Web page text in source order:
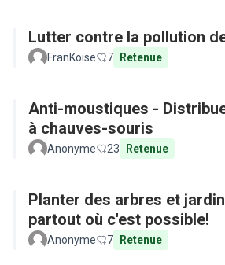
Lutter contre la pollution
FranKoise 7 Retenue
Anti-moustiques -
à chauves-souris
Anonyme 23 Retenue
Planter des arbres et
partout où c'est possible!
Anonyme 7 Retenue